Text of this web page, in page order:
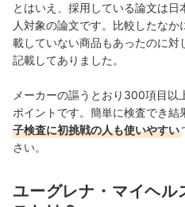
とはいえ、採用している論文は
人対象の論文です。比較したな
載していない商品もあったのに対
記載してありました。
メーカーの謳うとおり300項目以
ポイントです。簡単に検査でき結
子検査に初挑戦の人も使いやすい
さい。
ユーグレナ・マイヘル